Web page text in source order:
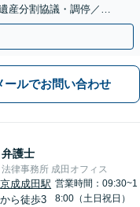
産分割協議・調停／不
オ面談対応】
ールでお問い合わせ
弁護士
律事務所 成田オフィス
京成成田駅
から徒歩3
営業時間：09:30~1
8:00（土日祝日）